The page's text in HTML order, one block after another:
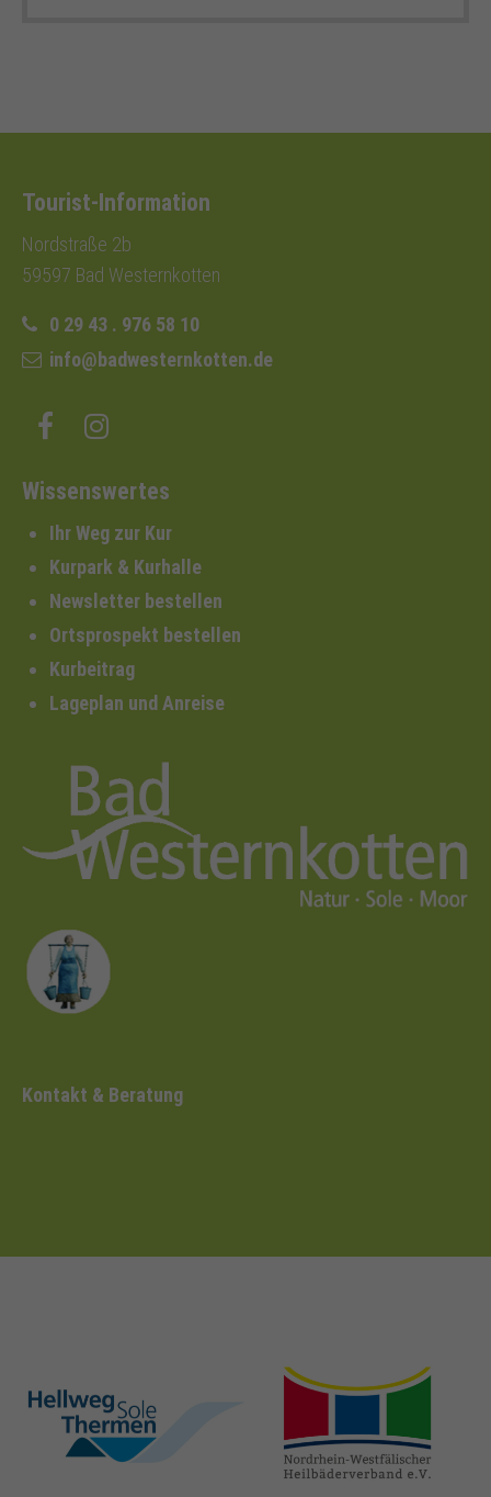
Tourist-Information
Nordstraße 2b
59597 Bad Westernkotten
0 29 43 . 976 58 10
info@badwesternkotten.de
Wissenswertes
Ihr Weg zur Kur
Kurpark & Kurhalle
Newsletter bestellen
Ortsprospekt bestellen
Kurbeitrag
Lageplan und Anreise
Kontakt & Beratung
hellweg-sole-
thermen.de
heilbaeder.de